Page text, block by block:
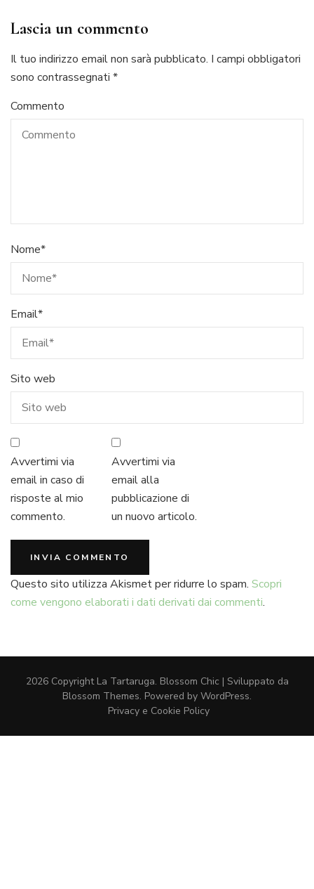
Lascia un commento
Il tuo indirizzo email non sarà pubblicato. I campi obbligatori
sono contrassegnati *
Commento
Nome*
Email*
Sito web
Avvertimi via
email in caso di
risposte al mio
commento.
Avvertimi via
email alla
pubblicazione di
un nuovo articolo.
Questo sito utilizza Akismet per ridurre lo spam. Scopri
come vengono elaborati i dati derivati dai commenti.
2026 Copyright La Tartaruga. Blossom Chic | Sviluppato da
Blossom Themes. Powered by WordPress.
Privacy e Cookie Policy